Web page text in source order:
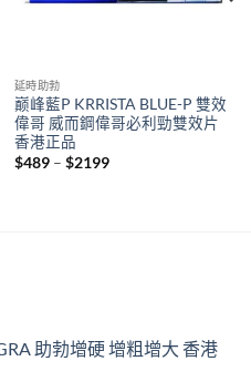
延時助勃
巅峰藍P KRRISTA BLUE-P 雙效
偉哥 威而鋼偉哥必利勁雙效片
香港正品
$489 – $2199Price
助勃增硬 增粗增大 香港